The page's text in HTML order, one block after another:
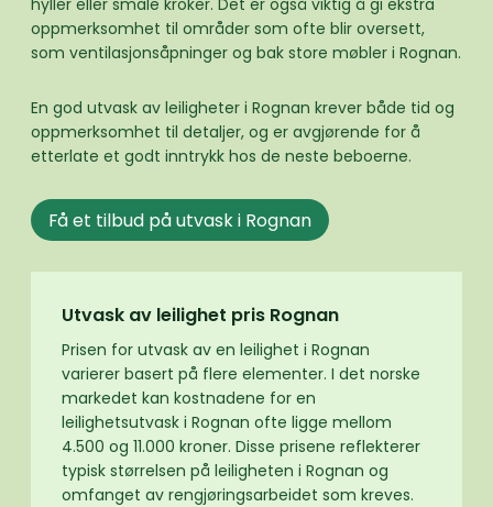
hyller eller smale kroker. Det er også viktig å gi ekstra
oppmerksomhet til områder som ofte blir oversett,
som ventilasjonsåpninger og bak store møbler i Rognan.
En god utvask av leiligheter i Rognan krever både tid og
oppmerksomhet til detaljer, og er avgjørende for å
etterlate et godt inntrykk hos de neste beboerne.
Få et tilbud på utvask i Rognan
Utvask av leilighet pris Rognan
Prisen for utvask av en leilighet i Rognan
varierer basert på flere elementer. I det norske
markedet kan kostnadene for en
leilighetsutvask i Rognan ofte ligge mellom
4.500 og 11.000 kroner. Disse prisene reflekterer
typisk størrelsen på leiligheten i Rognan og
omfanget av rengjøringsarbeidet som kreves.